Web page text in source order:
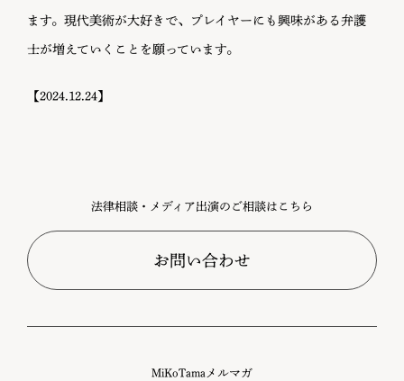
ます。現代美術が大好きで、プレイヤーにも興味がある弁護
士が増えていくことを願っています。
【2024.12.24】
法律相談・メディア出演のご相談はこちら
お問い合わせ
MiKoTamaメルマガ